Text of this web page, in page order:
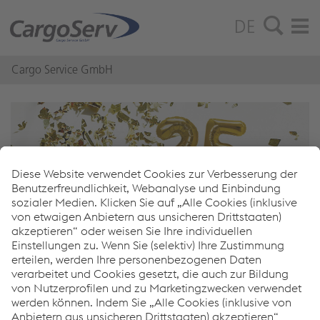
DE
Cargo Service GmbH
Happy Bir­th­day Log­Serv-Grup­
pe!
Ein Vierteljahrhundert
Logistikkompetenz, Innovationsgeist und
partnerschaftliche Zusammenarbeit: Die
LogServ Gruppe mit LogServ und ihrer